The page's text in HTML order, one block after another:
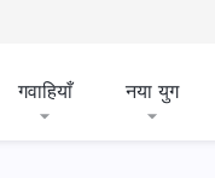
गवाहियाँ नया युग